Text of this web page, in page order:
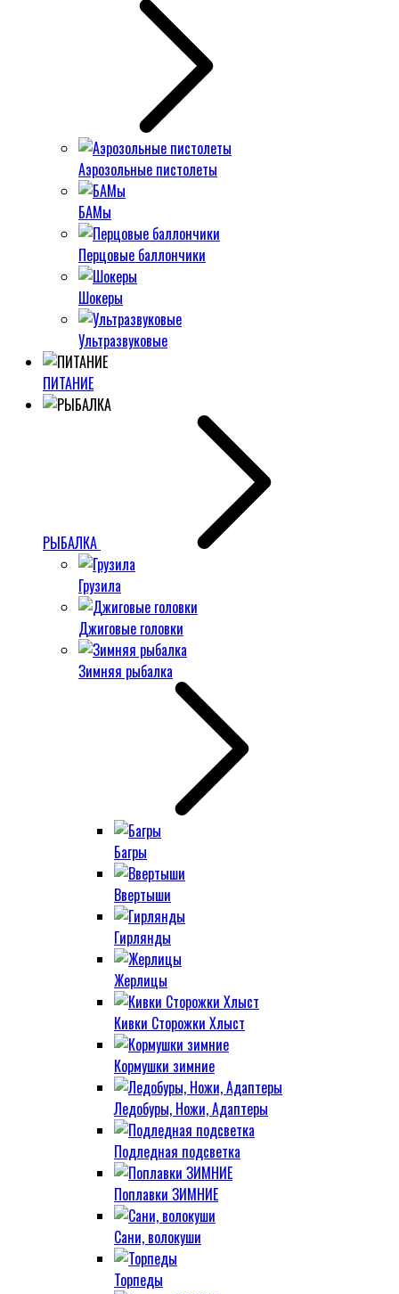
Аэрозольные пистолеты
БАМы
Перцовые баллончики
Шокеры
Ультразвуковые
ПИТАНИЕ
РЫБАЛКА
Грузила
Джиговые головки
Зимняя рыбалка
Багры
Ввертыши
Гирлянды
Жерлицы
Кивки Сторожки Хлыст
Кормушки зимние
Ледобуры, Ножи, Адаптеры
Подледная подсветка
Поплавки ЗИМНИЕ
Сани, волокуши
Торпеды